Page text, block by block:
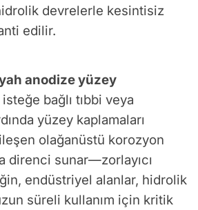
devrelerle kesintisiz
edilir.
anodize yüzey
isteğe bağlı tıbbi veya
yüzey kaplamaları
olağanüstü korozyon
direnci sunar—zorlayıcı
endüstriyel alanlar, hidrolik
süreli kullanım için kritik